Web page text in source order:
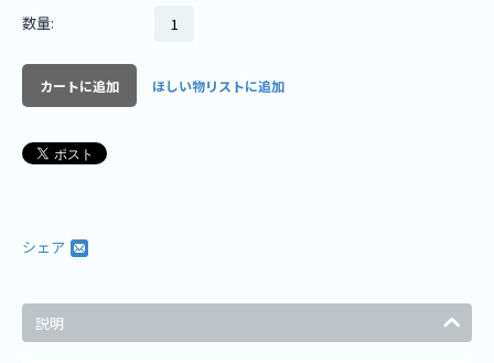
数量:
カートに追加 ほしい物リストに追加
シェア
説明